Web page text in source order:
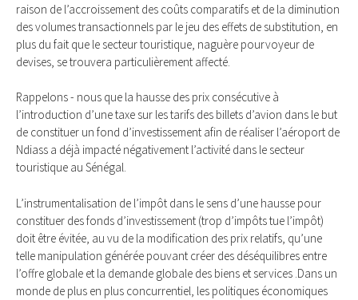
raison de l’accroissement des coûts comparatifs et de la diminution
des volumes transactionnels par le jeu des effets de substitution, en
plus du fait que le secteur touristique, naguère pourvoyeur de
devises, se trouvera particulièrement affecté.
Rappelons - nous que la hausse des prix consécutive à
l’introduction d’une taxe sur les tarifs des billets d’avion dans le but
de constituer un fond d’investissement afin de réaliser l’aéroport de
Ndiass a déjà impacté négativement l’activité dans le secteur
touristique au Sénégal.
L’instrumentalisation de l’impôt dans le sens d’une hausse pour
constituer des fonds d’investissement (trop d’impôts tue l’impôt)
doit être évitée, au vu de la modification des prix relatifs, qu’une
telle manipulation générée pouvant créer des déséquilibres entre
l’offre globale et la demande globale des biens et services .Dans un
monde de plus en plus concurrentiel, les politiques économiques